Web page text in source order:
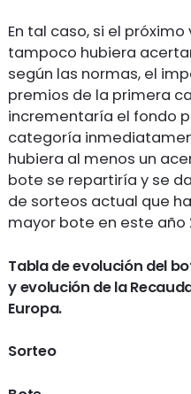
En tal caso, si el próximo
tampoco hubiera
según las normas, el
premios de la primera
incrementaría el fondo
categoría
hubiera al menos un
bote se repartiría y se
de sorteos actual que
mayor bote en este año
Tabla de evolución del
y evolución de la
Europa.
Sorteo